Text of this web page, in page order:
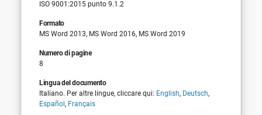
ISO 9001:2015 punto 9.1.2
Formato
MS Word 2013, MS Word 2016, MS Word 2019
Numero di pagine
8
Lingua del documento
Italiano. Per altre lingue, cliccare qui: English, Deutsch,
Español, Français